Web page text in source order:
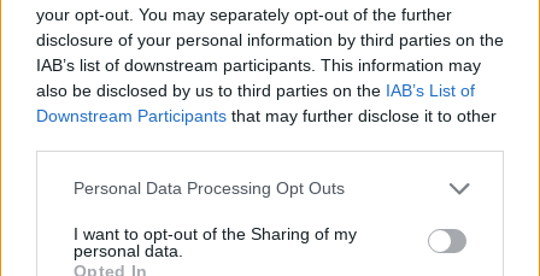
your opt-out. You may separately opt-out of the further
disclosure of your personal information by third parties on the
IAB’s list of downstream participants. This information may
also be disclosed by us to third parties on the IAB’s List of
Downstream Participants that may further disclose it to other
Personal Data Processing Opt Outs
I want to opt-out of the Sharing of my
personal data.
Opted In